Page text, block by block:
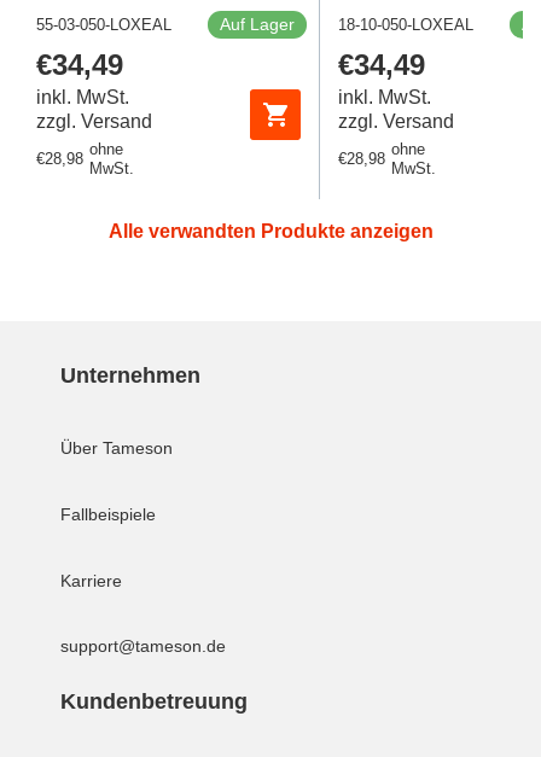
55-03-050-LOXEAL Auf Lager
Regulärer
Preis
€34,49
inkl. MwSt.
zzgl. Versand
Regulärer
€28,98
ohne
MwSt.
18-10-050-LOXEAL
Regulärer
Preis
€34,49
inkl. MwSt.
zzgl. Versand
Regulärer
€28,98
ohne
MwSt.
Alle verwandten Produkte anzeigen
Unternehmen
Über Tameson
Fallbeispiele
Karriere
support@tameson.de
Kundenbetreuung